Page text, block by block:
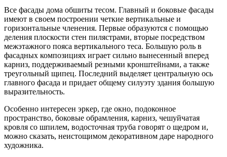
Все фасады дома обшиты тесом. Главный и боковые фасады
имеют в своем построении четкие вертикальные и
горизонтальные членения. Первые образуются с помощью
деления плоскости стен пилястрами, вторые посредством
межэтажного пояса вертикального теса. Большую роль в
фасадных композициях играет сильно вынесенный вперед
карниз, поддерживаемый резными кронштейнами, а также
треугольный щипец. Последний выделяет центральную ось
главного фасада и придает общему силуэту здания большую
выразительность.
Особенно интересен эркер, где окно, подоконное
пространство, боковые обрамления, карниз, чешуйчатая
кровля со шпилем, водосточная труба говорят о щедром и,
можно сказать, неистощимом декоративном даре народного
художника.